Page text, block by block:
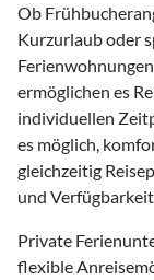
Ob
Kurzurlaub oder
ermöglichen es
individuellen
es möglich,
gleichzeitig
und Verfügbarkeit
Private
flexible